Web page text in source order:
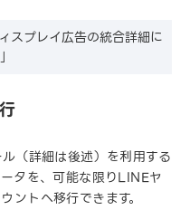
スプレイ広告の統合詳細に
（詳細は後述）を利用する
タを、可能な限りLINEヤ
ントへ移行できます。